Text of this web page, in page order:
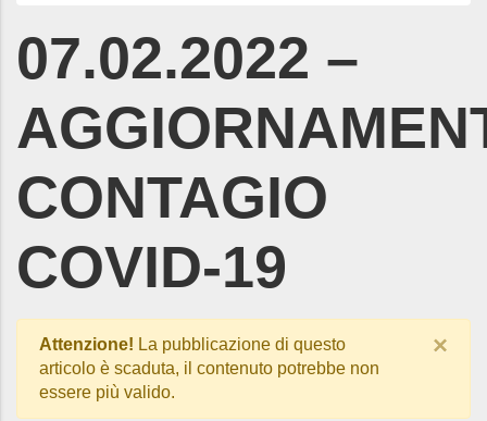
07.02.2022 –
CONTAGIO
COVID-19
Attenzione! La pubblicazione di questo
articolo è scaduta, il contenuto potrebbe non
essere più valido.
×